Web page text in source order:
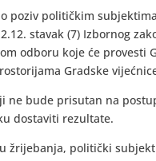
poziv političkim
stavak (7) Izbornog
odboru koje će provesti
Gradske
ne bude prisutan na
dostaviti rezultate.
žrijebanja, politički